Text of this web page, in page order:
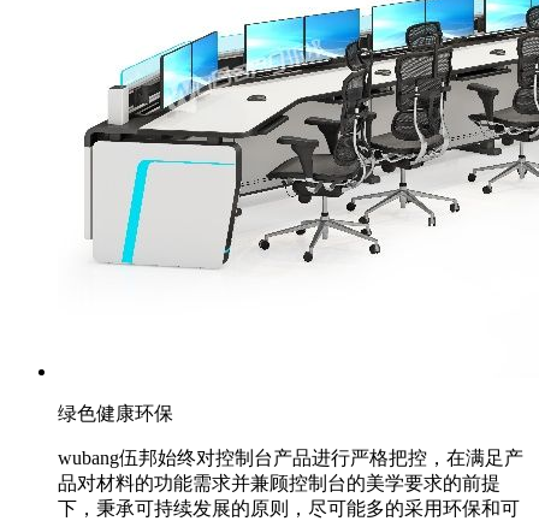
绿色健康环保
wubang伍邦始终对控制台产品进行严格把控，在满足产
品对材料的功能需求并兼顾控制台的美学要求的前提
下，秉承可持续发展的原则，尽可能多的采用环保和可